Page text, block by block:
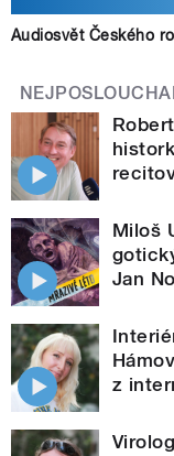
Audiosvět Českého
Miloš
Jan
z